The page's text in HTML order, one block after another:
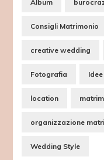
Album
Consigli Matrimonio
creative wedding
Fotografia
location
organizzazione
Wedding Style